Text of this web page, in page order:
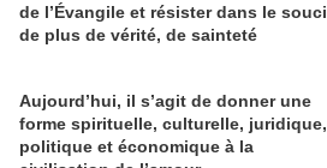
de l’Évangile et résister dans le souci
de plus de vérité, de sainteté
Aujourd’hui, il s’agit de donner une
forme spirituelle, culturelle, juridique,
politique et économique à la